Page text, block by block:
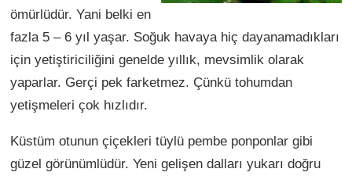
ömürlüdür. Yani belki en
fazla 5 – 6 yıl yaşar. Soğuk havaya hiç dayanamadıkları
için yetiştiriciliğini genelde yıllık, mevsimlik olarak
yaparlar. Gerçi pek farketmez. Çünkü tohumdan
yetişmeleri çok hızlıdır.
Küstüm otunun çiçekleri tüylü pembe ponponlar gibi
güzel görünümlüdür. Yeni gelişen dalları yukarı doğru